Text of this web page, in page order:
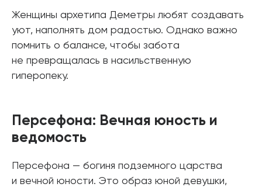
Женщины архетипа Деметры любят создавать
уют, наполнять дом радостью. Однако важно
помнить о балансе, чтобы забота
не превращалась в насильственную
гиперопеку.
Персефона: Вечная юность и
ведомость
Персефона — богиня подземного царства
и вечной юности. Это образ юной девушки,